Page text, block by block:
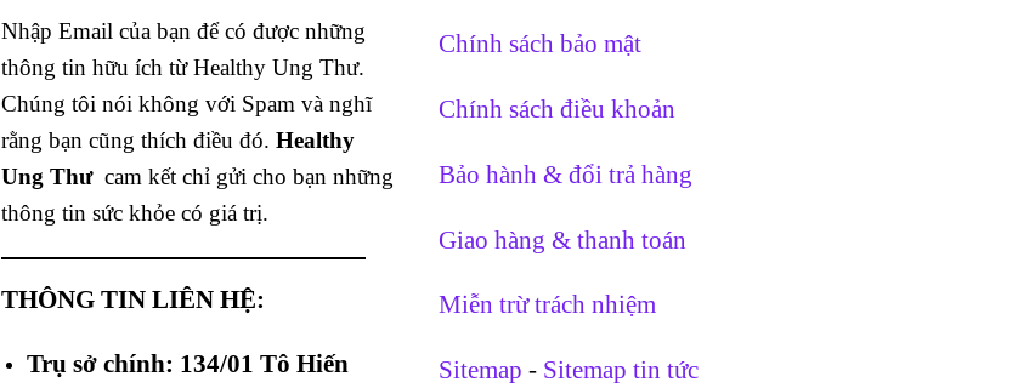
Nhập Email của bạn để có được những
thông tin hữu ích từ Healthy Ung Thư.
Chúng tôi nói không với Spam và nghĩ
rằng bạn cũng thích điều đó. Healthy
Ung Thư cam kết chỉ gửi cho bạn những
thông tin sức khỏe có giá trị.
THÔNG TIN LIÊN HỆ:
Trụ sở chính: 134/01 Tô Hiến
Chính sách bảo mật
Chính sách điều khoản
Bảo hành & đổi trả hàng
Giao hàng & thanh toán
Miễn trừ trách nhiệm
Sitemap - Sitemap tin tức